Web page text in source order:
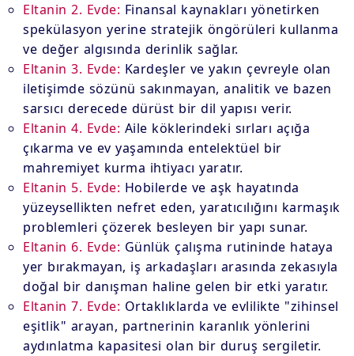
Eltanin 2. Evde: Finansal kaynakları yönetirken
spekülasyon yerine stratejik öngörüleri kullanma
ve değer algısında derinlik sağlar.
Eltanin 3. Evde: Kardeşler ve yakın çevreyle olan
iletişimde sözünü sakınmayan, analitik ve bazen
sarsıcı derecede dürüst bir dil yapısı verir.
Eltanin 4. Evde: Aile köklerindeki sırları açığa
çıkarma ve ev yaşamında entelektüel bir
mahremiyet kurma ihtiyacı yaratır.
Eltanin 5. Evde: Hobilerde ve aşk hayatında
yüzeysellikten nefret eden, yaratıcılığını karmaşık
problemleri çözerek besleyen bir yapı sunar.
Eltanin 6. Evde: Günlük çalışma rutininde hataya
yer bırakmayan, iş arkadaşları arasında zekasıyla
doğal bir danışman haline gelen bir etki yaratır.
Eltanin 7. Evde: Ortaklıklarda ve evlilikte "zihinsel
eşitlik" arayan, partnerinin karanlık yönlerini
aydınlatma kapasitesi olan bir duruş sergiletir.